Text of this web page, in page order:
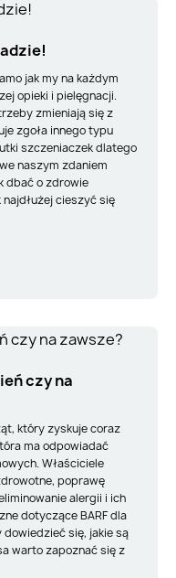
jak my na każdym
opieki i pielęgnacji.
zmieniają się z
zgoła innego typu
szczeniaczek dlatego
naszym zdaniem
dbać o zdrowie
cieszyć się
czy na
który zyskuje coraz
ma odpowiadać
Właściciele
poprawę
alergii i ich
dotyczące BARF dla
się, jakie są
warto zapoznać się z